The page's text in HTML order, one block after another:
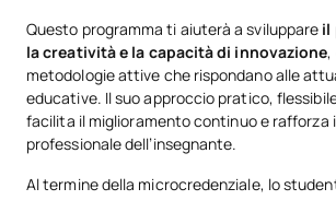
Questo programma ti aiuterà a sviluppare il
la creatività e la capacità di innovazione,
metodologie attive che rispondano alle
educative. Il suo approccio pratico,
facilita il miglioramento continuo e rafforza
professionale dell’insegnante.
Al termine della microcredenziale, lo